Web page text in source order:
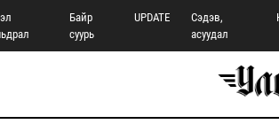
Байр
суурь
UPDATE
Сэдэв,
асуудал